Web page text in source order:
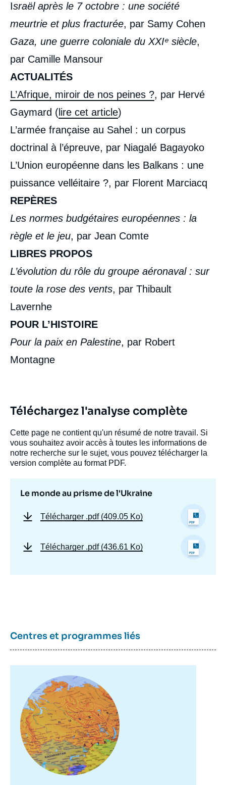
Israël après le 7 octobre : une société
meurtrie et plus fracturée, par Samy Cohen
Gaza, une guerre coloniale du XXIᵉ siècle,
par Camille Mansour
ACTUALITÉS
L’Afrique, miroir de nos peines ?, par Hervé
Gaymard ( lire cet article)
L’armée française au Sahel : un corpus
doctrinal à l’épreuve, par Niagalé Bagayoko
L’Union européenne dans les Balkans : une
puissance velléitaire ?, par Florent Marciacq
REPÈRES
Les normes budgétaires européennes : la
règle et le jeu, par Jean Comte
LIBRES PROPOS
L’évolution du rôle du groupe aéronaval : sur
toute la rose des vents, par Thibault
Lavernhe
POUR L’HISTOIRE
Pour la paix en Palestine, par Robert
Montagne
Téléchargez l'analyse complète
Cette page ne contient qu'un résumé de notre travail. Si
vous souhaitez avoir accès à toutes les informations de
notre recherche sur le sujet, vous pouvez télécharger la
version complète au format PDF.
Le monde au prisme de l'Ukraine
Télécharger .pdf (409.05 Ko)
Télécharger .pdf (436.61 Ko)
Centres et programmes liés
principale
de
de
la
publication
Politique étrangère, Sommaires